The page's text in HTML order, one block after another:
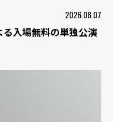
2026.08.07
入場無料の単独公演